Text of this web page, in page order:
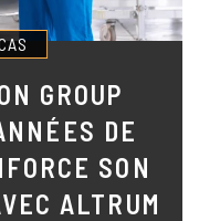
GROUP
DE
SON
ALTRUM